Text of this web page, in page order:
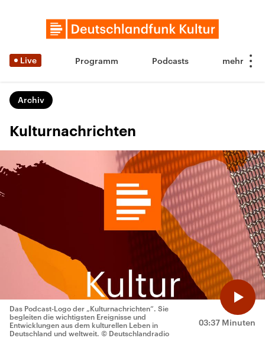
Live Programm Podcasts
Archiv
Kulturnachrichten
03:37 Minuten
Das Podcast-Logo der „Kulturnachrichten“. Sie
begleiten die wichtigsten Ereignisse und
Entwicklungen aus dem kulturellen Leben in
Deutschland und weltweit. © Deutschlandradio